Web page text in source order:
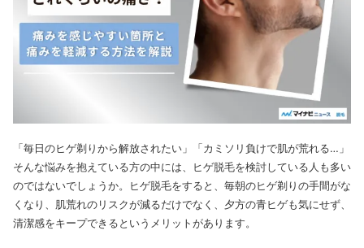
「毎日のヒゲ剃りから解放されたい」「カミソリ負けで肌が荒れる…」
そんな悩みを抱えている方の中には、ヒゲ脱毛を検討している人も多い
のではないでしょうか。ヒゲ脱毛をすると、毎朝のヒゲ剃りの手間がな
くなり、肌荒れのリスクが減るだけでなく、夕方の青ヒゲも気にせず、
清潔感をキープできるというメリットがあります。